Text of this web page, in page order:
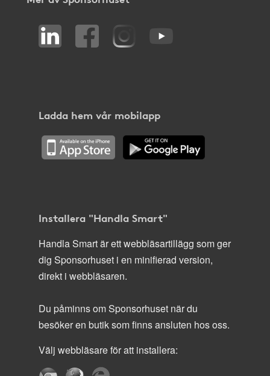
Ladda hem vår mobilapp
Installera "Handla Smart"
Handla Smart är ett webbläsartillägg som ger
dig Sponsorhuset i en minifierad version,
direkt i webbläsaren.
Du påminns om Sponsorhuset när du
besöker en butik som finns ansluten hos oss.
Välj webbläsare för att installera: